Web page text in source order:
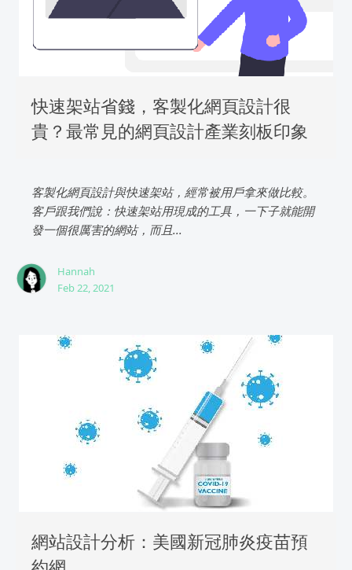
快速架站省錢，客製化網頁設計很
貴？最常見的網頁設計產業刻板印象
客製化網頁設計與快速架站，經常被用戶拿來做比較。
客戶跟我們說：快速架站用現成的工具，一下子就能開
發一個很厲害的網站，而且...
Hannah
Feb 22, 2021
網站設計分析：美國新冠肺炎疫苗預